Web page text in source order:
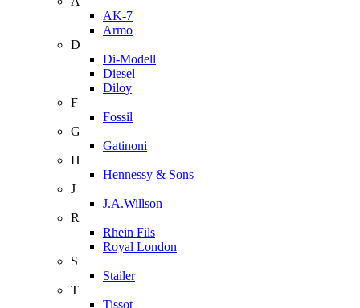
AK-7
Armo
D
Di-Modell
Diesel
Diloy
F
Fossil
G
Gatinoni
H
Hennessy & Sons
J
J.A.Willson
R
Rhein Fils
Royal London
S
Stailer
T
Tissot